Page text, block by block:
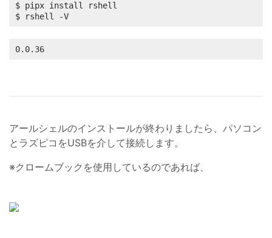
$ pipx install rshell
$ rshell -V
0.0.36
アールシェルのインストールが終わりましたら、パソコン
とラズピコをUSBを介して接続します。
※クロームブックを使用しているのであれば、